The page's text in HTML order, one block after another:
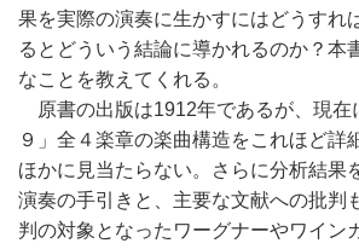
果を実際の演奏に生かすにはどうすれ
るとどういう結論に導かれるのか？本
なことを教えてくれる。
原書の出版は1912年であるが、現在
９」全４楽章の楽曲構造をこれほど詳
ほかに見当たらない。さらに分析結果
演奏の手引きと、主要な文献への批判
判の対象となったワーグナーやワイン